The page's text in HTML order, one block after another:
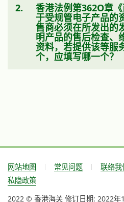
2. 香港法例第362O章
于受规管电子产品的
售商必须在所发出的
明产品的售后检查、
资料，若提供该等服
个，应填写哪一个？
网站地图 常见问题 联络我
私隐政策
2022 © 香港海关 修订日期: 2022年